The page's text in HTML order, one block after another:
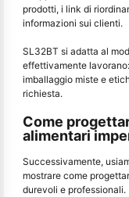
prodotti, i link di
informazioni sui clienti.
SL32BT si adatta al
effettivamente
imballaggio miste e
richiesta.
Come
alimentari
Successivamente,
mostrare come
durevoli e professionali.